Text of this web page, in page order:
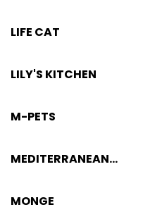
LIFE CAT
LILY'S KITCHEN
M-PETS
MEDITERRANEAN
MONGE